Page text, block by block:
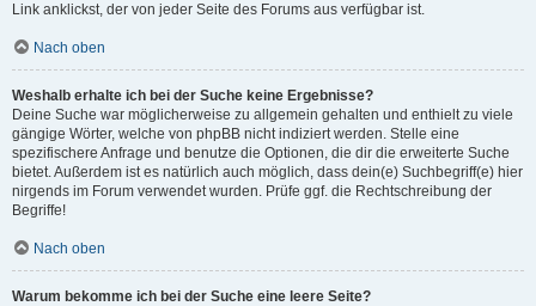
Link anklickst, der von jeder Seite des Forums aus verfügbar ist.
Nach oben
Weshalb erhalte ich bei der Suche keine Ergebnisse?
Deine Suche war möglicherweise zu allgemein gehalten und enthielt zu viele
gängige Wörter, welche von phpBB nicht indiziert werden. Stelle eine
spezifischere Anfrage und benutze die Optionen, die dir die erweiterte Suche
bietet. Außerdem ist es natürlich auch möglich, dass dein(e) Suchbegriff(e) hier
nirgends im Forum verwendet wurden. Prüfe ggf. die Rechtschreibung der
Begriffe!
Nach oben
Warum bekomme ich bei der Suche eine leere Seite?